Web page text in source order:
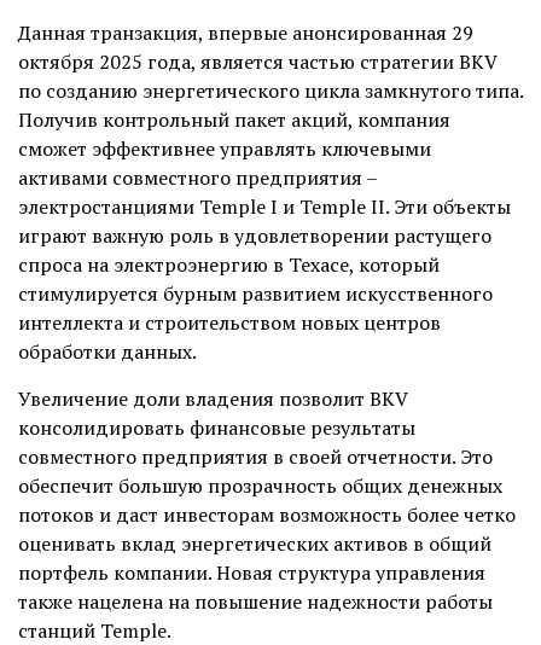
Данная транзакция, впервые анонсированная 29
октября 2025 года, является частью стратегии BKV
по созданию энергетического цикла замкнутого типа.
Получив контрольный пакет акций, компания
сможет эффективнее управлять ключевыми
активами совместного предприятия –
электростанциями Temple I и Temple II. Эти объекты
играют важную роль в удовлетворении растущего
спроса на электроэнергию в Техасе, который
стимулируется бурным развитием искусственного
интеллекта и строительством новых центров
обработки данных.
Увеличение доли владения позволит BKV
консолидировать финансовые результаты
совместного предприятия в своей отчетности. Это
обеспечит большую прозрачность общих денежных
потоков и даст инвесторам возможность более четко
оценивать вклад энергетических активов в общий
портфель компании. Новая структура управления
также нацелена на повышение надежности работы
станций Temple.